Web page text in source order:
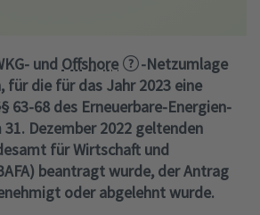
und Offshore
-Netzumlage
für die für das Jahr 2023 eine
63-68 des Erneuerbare-Energien-
Dezember 2022 geltenden
für Wirtschaft und
beantragt wurde, der Antrag
oder abgelehnt wurde.